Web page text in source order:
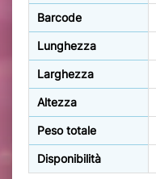
Barcode
Lunghezza
Larghezza
Altezza
Peso totale
Disponibilità